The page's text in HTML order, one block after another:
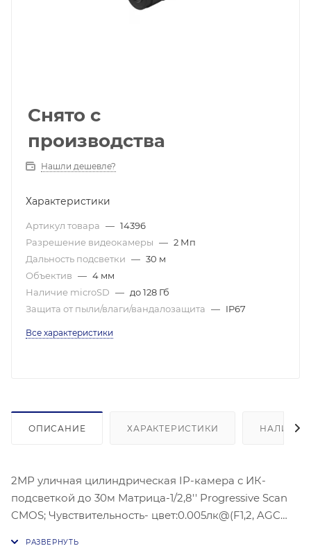
Снято с
производства
Нашли дешевле?
Характеристики
Артикул товара — 14396
Разрешение видеокамеры — 2 Мп
Дальность подсветки — 30 м
Объектив — 4 мм
Наличие microSD — до 128 Гб
Защита от пыли/влаги/вандалозащита — IP67
Все характеристики
ОПИСАНИЕ ХАРАКТЕРИСТИКИ НАЛИЧИЕ
2МР уличная цилиндрическая IP-камера с ИК-
подсветкой до 30м Матрица-1/2,8'' Progressive Scan
CMOS; Чувствительность- цвет:0.005лк@(F1,2, AGC